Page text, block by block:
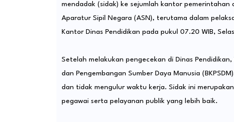
mendadak (sidak) ke sejumlah kantor
Aparatur Sipil Negara (ASN), terutama dalam
Kantor Dinas Pendidikan pada pukul 07.20 WIB,
Setelah melakukan pengecekan di Dinas
dan Pengembangan Sumber Daya Manusia
dan tidak mengulur waktu kerja. Sidak ini
pegawai serta pelayanan publik yang lebih baik.